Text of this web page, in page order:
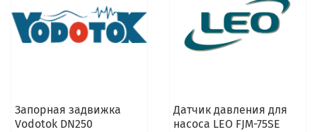
Запорная задвижка
Vodotok DN250
Датчик давления для
насоса LEO FJM-75SE